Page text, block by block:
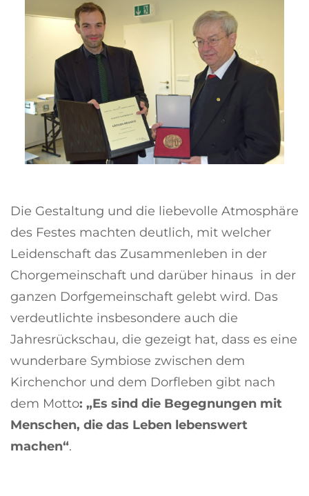
Die Gestaltung und die liebevolle Atmosphäre
des Festes machten deutlich, mit welcher
Leidenschaft das Zusammenleben in der
Chorgemeinschaft und darüber hinaus in der
ganzen Dorfgemeinschaft gelebt wird. Das
verdeutlichte insbesondere auch die
Jahresrückschau, die gezeigt hat, dass es eine
wunderbare Symbiose zwischen dem
Kirchenchor und dem Dorfleben gibt nach
dem Motto: „Es sind die Begegnungen mit
Menschen, die das Leben lebenswert
machen“.